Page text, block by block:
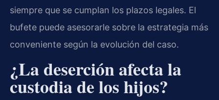
siempre que se cumplan los plazos legales. El
bufete puede asesorarle sobre la estrategia más
conveniente según la evolución del caso.
¿La deserción afecta la
custodia de los hijos?